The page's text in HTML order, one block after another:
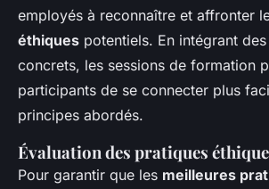
employés à reconnaître et affronter
éthiques potentiels. En intégrant
concrets, les sessions de formation
participants de se connecter plus
principes abordés.
Évaluation des pratiques
Pour garantir que les meilleures